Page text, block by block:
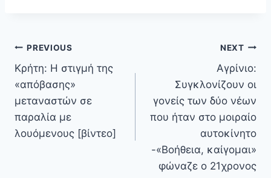
Πλοήγηση
άρθρων
PREVIOUS
Κρήτη: Η στιγμή της
«απόβασης»
μεταναστών σε
παραλία με
λουόμενους [βίντεο]
NEXT
Αγρίνιο:
Συγκλονίζουν οι
γονείς των δύο νέων
που ήταν στο μοιραίο
αυτοκίνητο
-«Βοήθεια, καίγομαι»
φώναζε ο 21χρονος